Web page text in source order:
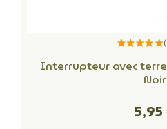
Interrupteur avec
Noir
5,95